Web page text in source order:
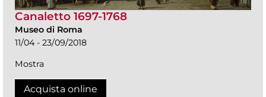
Canaletto 1697-1768
Museo di Roma
11/04 - 23/09/2018
Mostra
Acquista online